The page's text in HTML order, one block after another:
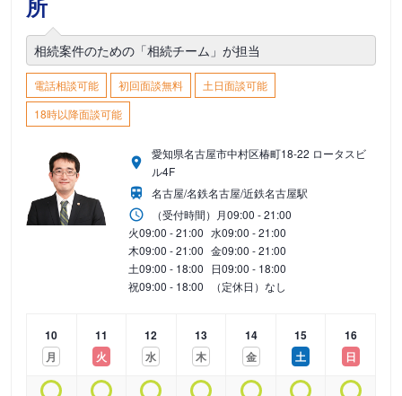
所
相続案件のための「相続チーム」が担当
電話相談可能 初回面談無料
土日面談可能
18時以降面談可能
愛知県名古屋市中村区椿町18-22 ロータスビ
ル4F
名古屋/名鉄名古屋/近鉄名古屋駅
（受付時間） 月09:00 - 21:00
火09:00 - 21:00 水09:00 - 21:00
木09:00 - 21:00 金09:00 - 21:00
土09:00 - 18:00 日09:00 - 18:00
祝09:00 - 18:00 （定休日）なし
10
月
11
火
12
水
13
木
14
金
15
土
16
日